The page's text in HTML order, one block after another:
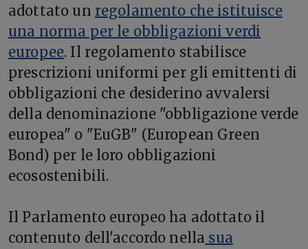
adottato un regolamento che istituisce
una norma per le obbligazioni verdi
europee. Il regolamento stabilisce
prescrizioni uniformi per gli emittenti di
obbligazioni che desiderino avvalersi
della denominazione "obbligazione verde
europea" o "EuGB" (European Green
Bond) per le loro obbligazioni
ecosostenibili.
Il Parlamento europeo ha adottato il
contenuto dell'accordo nella sua